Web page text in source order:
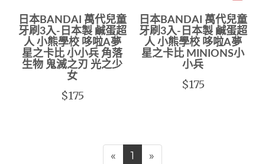
日本BANDAI 萬代兒童
牙刷3入-日本製 鹹蛋超
人 小熊學校 哆啦A夢
星之卡比 小小兵 角落
生物 鬼滅之刃 光之少
女
$175
日本BANDAI 萬代兒童
牙刷3入-日本製 鹹蛋超
人 小熊學校 哆啦A夢
星之卡比 MINIONS小
小兵
$175
« 1 »